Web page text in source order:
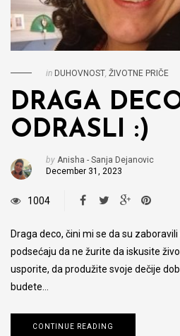
in DUHOVNOST, ŽIVOTNE PRIČE
DRAGA
ODRASLI :)
by Anisha - Sanja Dejanovic
December 31, 2023
1004
Draga deco, čini mi se da su
podsećaju da ne žurite da iskusite
usporite, da produžite svoje dečije
budete…
CONTINUE READING